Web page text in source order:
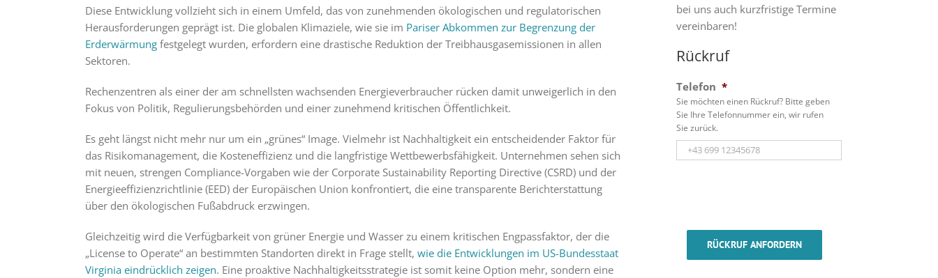
Diese Entwicklung vollzieht sich in einem Umfeld, das von zunehmenden ökologischen und regulatorischen
Herausforderungen geprägt ist. Die globalen Klimaziele, wie sie im Pariser Abkommen zur Begrenzung der
Erderwärmungfestgelegt wurden, erfordern eine drastische Reduktion der Treibhausgasemissionen in allen
Sektoren.
Rechenzentren als einer der am schnellsten wachsenden Energieverbraucher rücken damit unweigerlich in den
Fokus von Politik, Regulierungsbehörden und einer zunehmend kritischen Öffentlichkeit.
Es geht längst nicht mehr nur um ein „grünes“ Image. Vielmehr ist Nachhaltigkeit ein entscheidender Faktor für
das Risikomanagement, die Kosteneffizienz und die langfristige Wettbewerbsfähigkeit. Unternehmen sehen sich
mit neuen, strengen Compliance-Vorgaben wie der Corporate Sustainability Reporting Directive (CSRD) und der
Energieeffizienzrichtlinie (EED) der Europäischen Union konfrontiert, die eine transparente Berichterstattung
über den ökologischen Fußabdruck erzwingen.
Gleichzeitig wird die Verfügbarkeit von grüner Energie und Wasser zu einem kritischen Engpassfaktor, der die
„License to Operate“ an bestimmten Standorten direkt in Frage stellt, wie die Entwicklungen im US-Bundesstaat
Virginia eindrücklich zeigen. Eine proaktive Nachhaltigkeitsstrategie ist somit keine Option mehr, sondern eine
bei uns auch kurzfristige Termine
vereinbaren!
Rückruf
Telefon *
Sie möchten einen Rückruf? Bitte geben
Sie Ihre Telefonnummer ein, wir rufen
Sie zurück.
RÜCKRUF ANFORDERN